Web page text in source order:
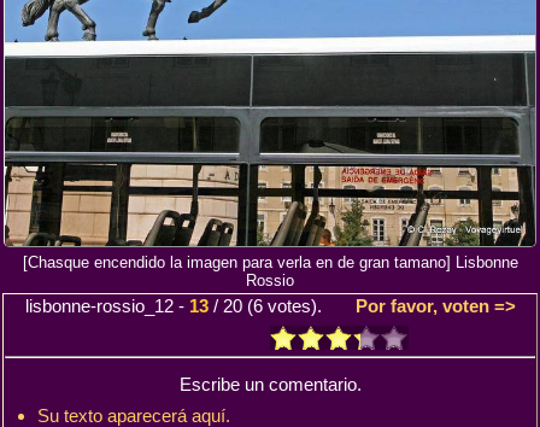
[Chasque encendido la imagen para verla en de gran tamano] Lisbonne
Rossio
lisbonne-rossio_12 - 13 / 20 (6 votes). Por favor, voten =>
Escribe un comentario.
Su texto aparecerá aquí.